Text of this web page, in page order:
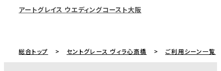
アートグレイス ウエディングコースト大阪
総合トップ セントグレース ヴィラ心斎橋 ご利用シーン一覧